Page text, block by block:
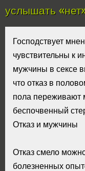
услышать
Господствует
чувствительны к
мужчины в сексе
что отказ в
пола переживают
беспочвенный
Отказ и мужчины
Отказ смело
болезненных